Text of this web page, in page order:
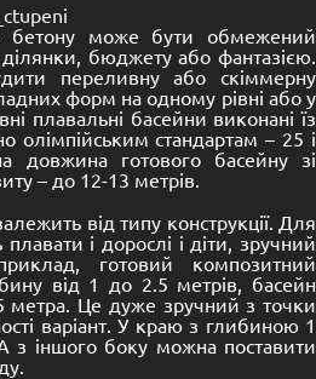
бетону може бути обмежений
бюджету або фантазією.
переливну або скіммерну
форм на одному рівні або у
плавальні басейни виконані їз
олімпійським стандартам – 25 і
довжина готового басейну зі
– до 12-13 метрів.
від типу конструкції. Для
і дорослі і діти, зручний
готовий композитний
від 1 до 2.5 метрів, басейн
метра. Це дуже зручний з точки
варіант. У краю з глибиною 1
з іншого боку можна поставити